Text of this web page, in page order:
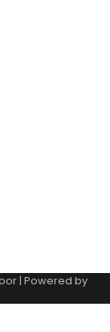
| Powered by